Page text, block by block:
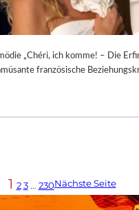
„Chéri, ich komme! – Die
französische
1 2 3 … 230Nächste Seite